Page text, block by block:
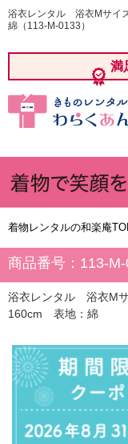
浴衣レンタル 浴衣Mサ
綿（113-M-0133）
満
着物レンタルの和楽庵
商品番号：113-
浴衣レンタル 浴衣
160cm 表地：綿